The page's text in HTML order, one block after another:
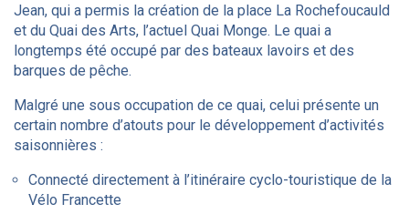
Jean, qui a permis la création de la place La Rochefoucauld
et du Quai des Arts, l’actuel Quai Monge. Le quai a
longtemps été occupé par des bateaux lavoirs et des
barques de pêche.
Malgré une sous occupation de ce quai, celui présente un
certain nombre d’atouts pour le développement d’activités
saisonnières :
Connecté directement à l’itinéraire cyclo-touristique de la
Vélo Francette